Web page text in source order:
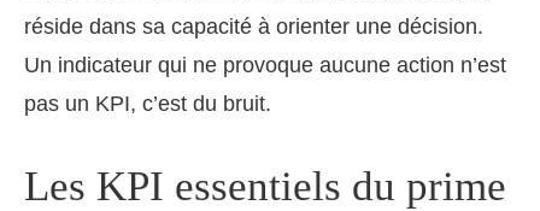
réside dans sa capacité à orienter une décision.
Un indicateur qui ne provoque aucune action n’est
pas un KPI, c’est du bruit.
Les KPI essentiels du prime